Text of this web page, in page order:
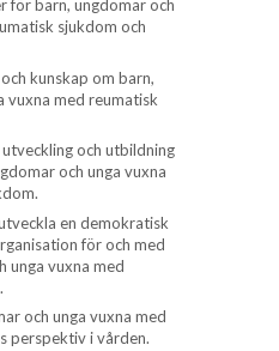
för barn, ungdomar och
sjukdom och
kunskap om barn,
vuxna med reumatisk
och utbildning
och unga vuxna
en demokratisk
för och med
unga vuxna med
.
och unga vuxna med
perspektiv i vården.